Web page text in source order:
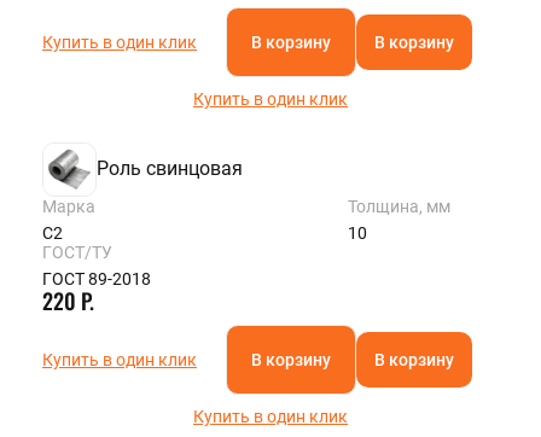
Купить в один клик В корзину В корзину
Купить в один клик
Роль свинцовая
Марка
С2
Толщина, мм
10
ГОСТ/ТУ
ГОСТ 89-2018
220 Р.
Купить в один клик В корзину В корзину
Купить в один клик